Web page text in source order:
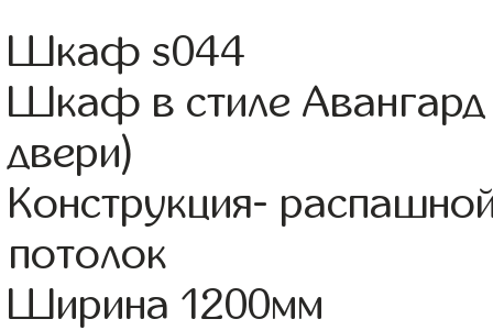
Шкаф s044
Шкаф в стиле
двери)
Конструкция-
потолок
Ширина 1200мм